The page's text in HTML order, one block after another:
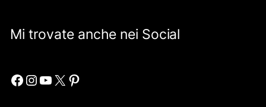
Mi trovate anche nei Social
Facebook Instagram YouTube X Pinterest